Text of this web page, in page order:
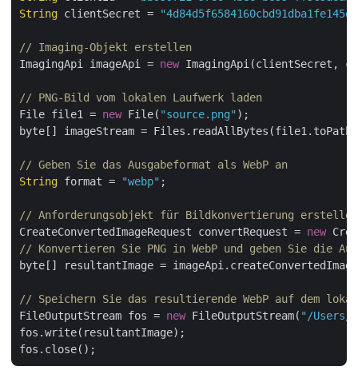
String clientSecret =
// Imaging-Objekt erstellen
ImagingApi imageApi = new ImagingApi(clientSecret,
// PNG-Bild vom lokalen Laufwerk laden
File file1 = new File( "source.png" );
byte[] imageStream =
// Geben Sie das Ausgabeformat als WebP an
String format = "webp" ;
// Anforderungsobjekt für Bildkonvertierung erstellen
CreateConvertedImageRequest convertRequest = new
// Konvertieren Sie PNG in WebP und geben Sie die
byte[] resultantImage =
// Speichern Sie das resultierende WebP auf dem
FileOutputStream fos = new FileOutputStream( "/Users/
fos.write(resultantImage);